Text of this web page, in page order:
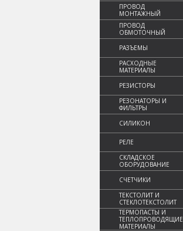
ПРОВОД
МОНТАЖНЫЙ
ПРОВОД
ОБМОТОЧНЫЙ
РАЗЪЕМЫ
РАСХОДНЫЕ
МАТЕРИАЛЫ
РЕЗИСТОРЫ
РЕЗОНАТОРЫ И
ФИЛЬТРЫ
СИЛИКОН
РЕЛЕ
СКЛАДСКОЕ
ОБОРУДОВАНИЕ
СЧЕТЧИКИ
ТЕКСТОЛИТ И
СТЕКЛОТЕКСТОЛИТ
ТЕРМОПАСТЫ И
ТЕПЛОПРОВОДЯЩИЕ
МАТЕРИАЛЫ